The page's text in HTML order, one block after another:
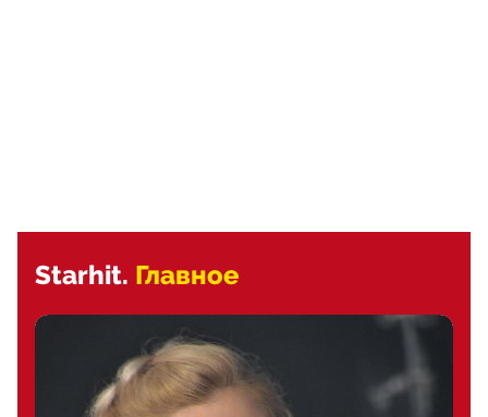
Starhit. Главное